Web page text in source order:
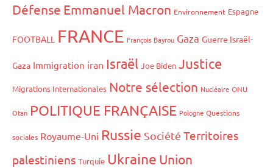
Défense Emmanuel Macron Environnement Espagne
FOOTBALL FRANCE François Bayrou Gaza Guerre Israël-
Gaza Immigration iran Israël Joe Biden Justice
Migrations Internationales Notre sélection Nucléaire ONU
Otan POLITIQUE FRANÇAISE Pologne Questions
sociales Royaume-Uni Russie Société Territoires
palestiniens Turquie Ukraine Union